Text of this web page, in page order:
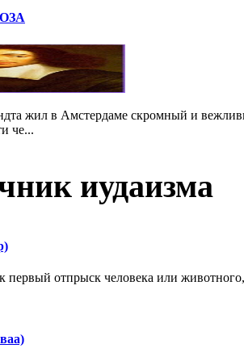
жил в Амстердаме скромный и
че...
иудаизма
первый отпрыск человека или